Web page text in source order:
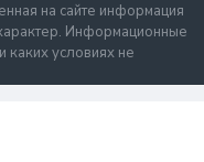
на сайте информация
Информационные
каких условиях не